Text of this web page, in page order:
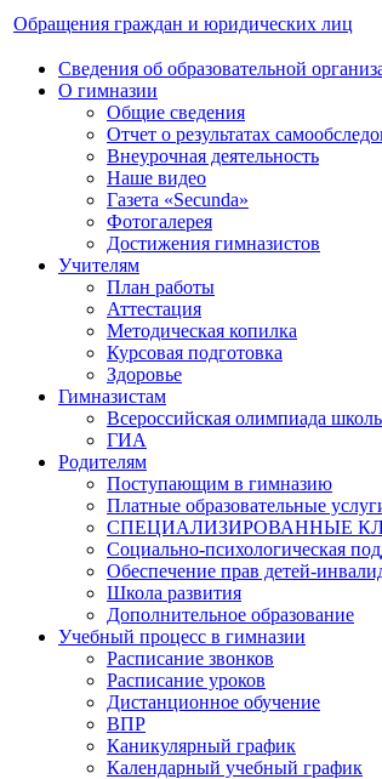
Обращения граждан и юридических лиц
Сведения об образовательной
О гимназии
Общие сведения
Отчет о результатах
Внеурочная деятельность
Наше видео
Газета «Secunda»
Фотогалерея
Достижения гимназистов
Учителям
План работы
Аттестация
Методическая копилка
Курсовая подготовка
Здоровье
Гимназистам
Всероссийская олимпиада
ГИА
Родителям
Поступающим в гимназию
Платные образовательные
СПЕЦИАЛИЗИРОВАННЫЕ
Социально-психологическая
Обеспечение прав детей-
Школа развития
Дополнительное образование
Учебный процесс в гимназии
Расписание звонков
Расписание уроков
Дистанционное обучение
ВПР
Каникулярный график
Календарный учебный график